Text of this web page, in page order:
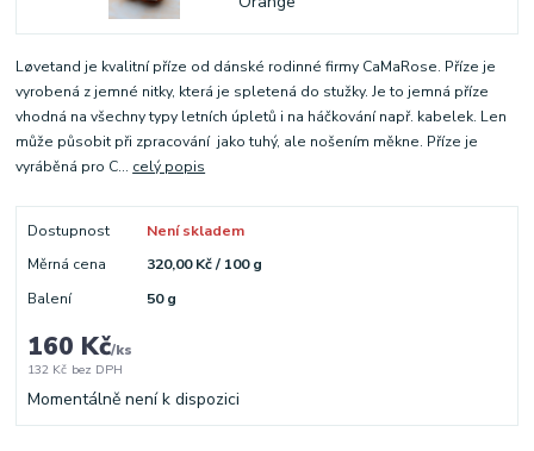
Løvetand je kvalitní příze od dánské rodinné firmy CaMaRose. Příze je
vyrobená z jemné nitky, která je spletená do stužky. Je to jemná příze
vhodná na všechny typy letních úpletů i na háčkování např. kabelek. Len
může působit při zpracování jako tuhý, ale nošením měkne. Příze je
vyráběná pro C... celý popis
Dostupnost
Není skladem
Měrná cena
320,00 Kč / 100 g
Balení
50 g
160 Kč/ks
132 Kč bez DPH
Momentálně není k dispozici